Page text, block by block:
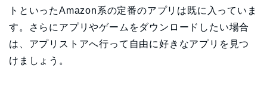
トといったAmazon系の定番のアプリは既に入っていま
す。さらにアプリやゲームをダウンロードしたい場合
は、アプリストアへ行って自由に好きなアプリを見つ
けましょう。